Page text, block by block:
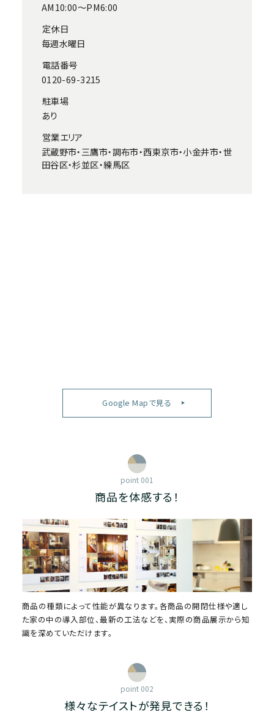
AM10:00～PM6:00
定休日
毎週水曜日
電話番号
0120-69-3215
駐車場
あり
営業エリア
武蔵野市・三鷹市・調布市・西東京市・小金井市・世
田谷区・杉並区・練馬区
Google Mapで見る
point 001
商品を体感する！
商品の種類によって性能が異なります。各商品の開閉仕様や適し
た家の中の導入部位、最新の工法などを、実際の商品展示から知
識を深めていただけます。
point 002
様々なテイストが発見できる！